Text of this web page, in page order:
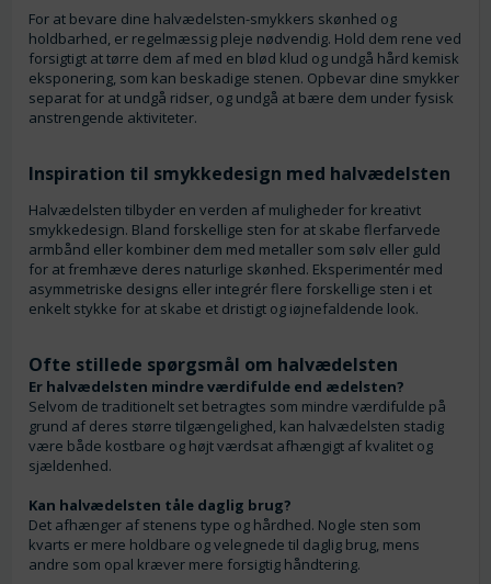
For at bevare dine halvædelsten-smykkers skønhed og
holdbarhed, er regelmæssig pleje nødvendig. Hold dem rene ved
forsigtigt at tørre dem af med en blød klud og undgå hård kemisk
eksponering, som kan beskadige stenen. Opbevar dine smykker
separat for at undgå ridser, og undgå at bære dem under fysisk
anstrengende aktiviteter.
Inspiration til smykkedesign med halvædelsten
Halvædelsten tilbyder en verden af muligheder for kreativt
smykkedesign. Bland forskellige sten for at skabe flerfarvede
armbånd eller kombiner dem med metaller som sølv eller guld
for at fremhæve deres naturlige skønhed. Eksperimentér med
asymmetriske designs eller integrér flere forskellige sten i et
enkelt stykke for at skabe et dristigt og iøjnefaldende look.
Ofte stillede spørgsmål om halvædelsten
Er halvædelsten mindre værdifulde end ædelsten?
Selvom de traditionelt set betragtes som mindre værdifulde på
grund af deres større tilgængelighed, kan halvædelsten stadig
være både kostbare og højt værdsat afhængigt af kvalitet og
sjældenhed.
Kan halvædelsten tåle daglig brug?
Det afhænger af stenens type og hårdhed. Nogle sten som
kvarts er mere holdbare og velegnede til daglig brug, mens
andre som opal kræver mere forsigtig håndtering.